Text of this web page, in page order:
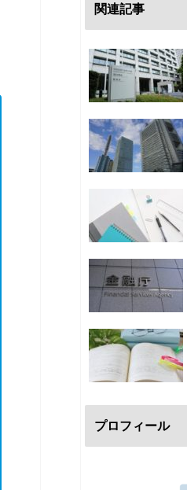
関連記事
プロフィール